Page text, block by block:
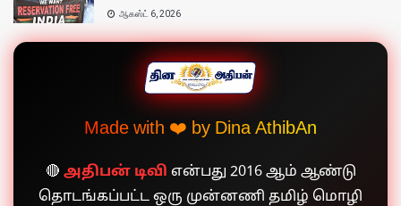
ஆகஸ்ட் 6, 2026
Made with ❤️ by Dina AthibAn
🔴 அதிபன் டிவி என்பது 2016 ஆம் ஆண்டு
தொடங்கப்பட்ட ஒரு முன்னணி தமிழ் மொழி